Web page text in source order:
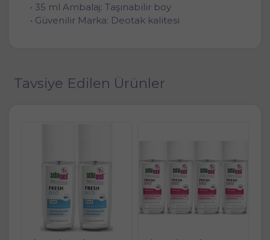
• 35 ml Ambalaj: Taşınabilir boy
• Güvenilir Marka: Deotak kalitesi
Tavsiye Edilen Ürünler